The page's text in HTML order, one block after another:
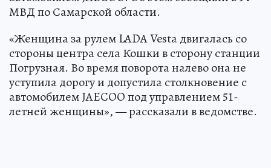
МВД по Самарской области.
«Женщина за рулем LADA Vesta двигалась со
стороны центра села Кошки в сторону станции
Погрузная. Во время поворота налево она не
уступила дорогу и допустила столкновение с
автомобилем JAECOO под управлением 51-
летней женщины», — рассказали в ведомстве.